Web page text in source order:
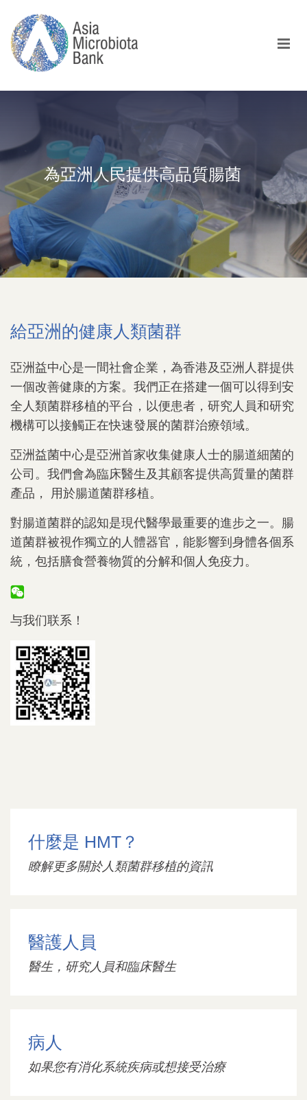
為亞洲人民提供高品質腸菌
給亞洲的健康人類菌群
亞洲益中心是一間社會企業，為香港及亞洲人群提供
一個改善健康的方案。我們正在搭建一個可以得到安
全人類菌群移植的平台，以便患者，研究人員和研究
機構可以接觸正在快速發展的菌群治療領域。
亞洲益菌中心是亞洲首家收集健康人士的腸道細菌的
公司。我們會為臨床醫生及其顧客提供高質量的菌群
產品， 用於腸道菌群移植。
對腸道菌群的認知是現代醫學最重要的進步之一。腸
道菌群被視作獨立的人體器官，能影響到身體各個系
統，包括膳食營養物質的分解和個人免疫力。
与我们联系！
什麼是 HMT？
瞭解更多關於人類菌群移植的資訊
醫護人員
醫生，研究人員和臨床醫生
病人
如果您有消化系統疾病或想接受治療